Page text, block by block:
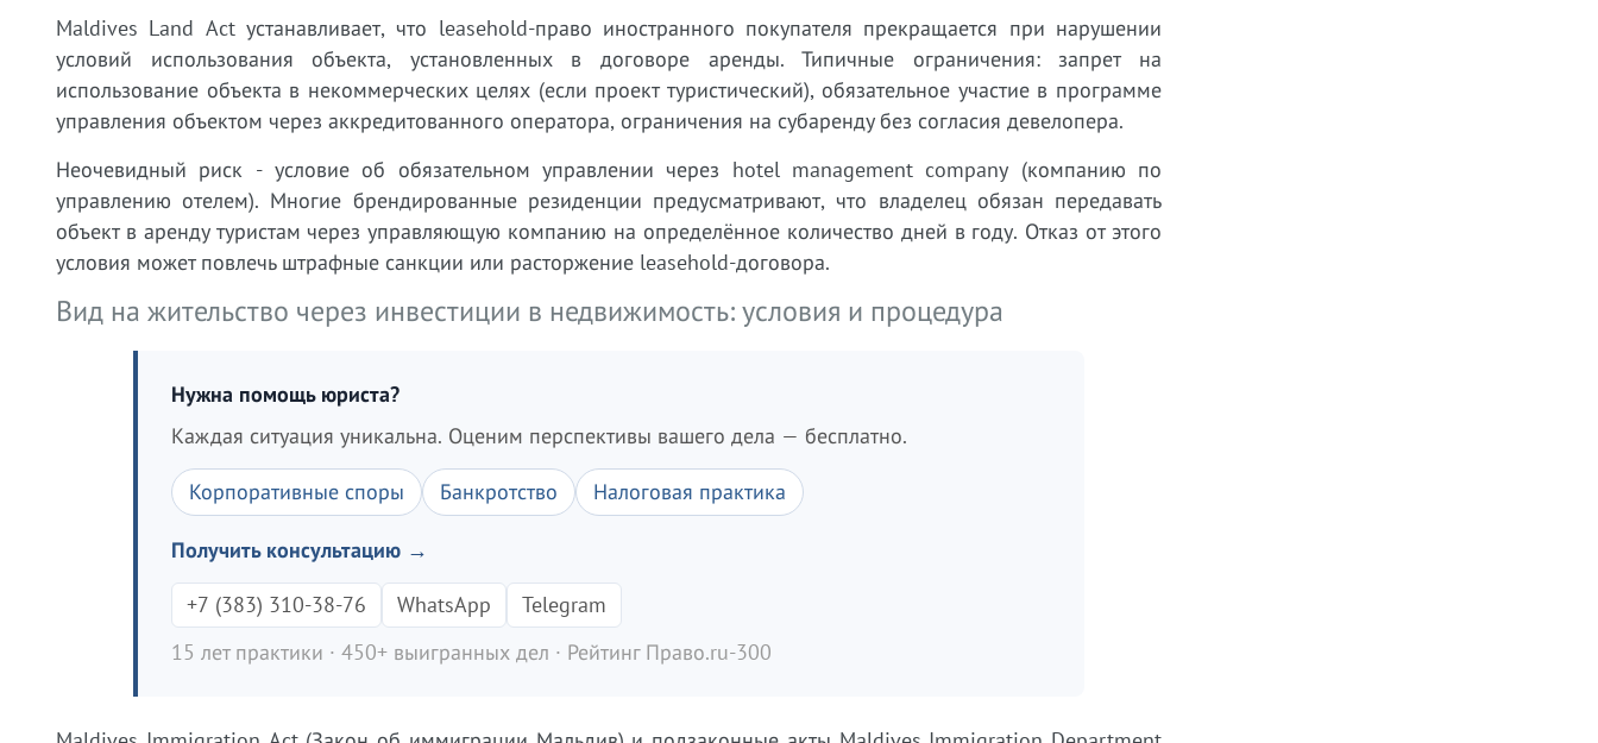
Maldives Land Act устанавливает, что leasehold-право иностранного покупателя прекращается при нарушении
условий использования объекта, установленных в договоре аренды. Типичные ограничения: запрет на
использование объекта в некоммерческих целях (если проект туристический), обязательное участие в программе
управления объектом через аккредитованного оператора, ограничения на субаренду без согласия девелопера.
Неочевидный риск - условие об обязательном управлении через hotel management company (компанию по
управлению отелем). Многие брендированные резиденции предусматривают, что владелец обязан передавать
объект в аренду туристам через управляющую компанию на определённое количество дней в году. Отказ от этого
условия может повлечь штрафные санкции или расторжение leasehold-договора.
Вид на жительство через инвестиции в недвижимость: условия и процедура
Нужна помощь юриста?
Каждая ситуация уникальна. Оценим перспективы вашего дела — бесплатно.
Корпоративные споры Банкротство Налоговая практика
Получить консультацию →
+7 (383) 310-38-76
WhatsApp
Telegram
15 лет практики · 450+ выигранных дел · Рейтинг Право.ru-300